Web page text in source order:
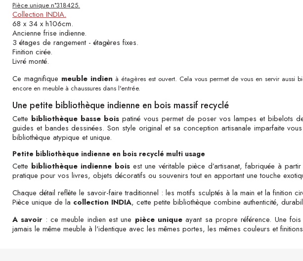
Pièce unique n°318425.
Collection INDIA.
68 x 34 x h106cm.
Ancienne frise indienne.
3 étages de rangement - étagères fixes.
Finition cirée.
Livré monté.
Ce magnifique meuble indien à étagères est ouvert. Cela vous permet de vous en servir
encore en meuble à chaussures dans l'entrée.
Une petite bibliothèque indienne en bois massif recyclé
Cette bibliothèque basse bois patiné vous permet de poser vos lampes et bibelots
guides et bandes dessinées. Son style original et sa conception artisanale imparfaite
bibliothèque atypique et unique.
Petite bibliothèque indienne en bois recyclé multi usage
Cette bibliothèque indienne boisest une véritable pièce d’artisanat, fabriquée à
pratique pour vos livres, objets décoratifs ou souvenirs tout en apportant une touche
Chaque détail reflète le savoir-faire traditionnel : les motifs sculptés à la main et la finition
Pièce unique de la collection INDIA, cette petite bibliothèque combine authenticité,
A savoir : ce meuble indien est une pièce unique ayant sa propre référence. Une
jamais le même meuble à l'identique avec les mêmes portes, les mêmes couleurs et